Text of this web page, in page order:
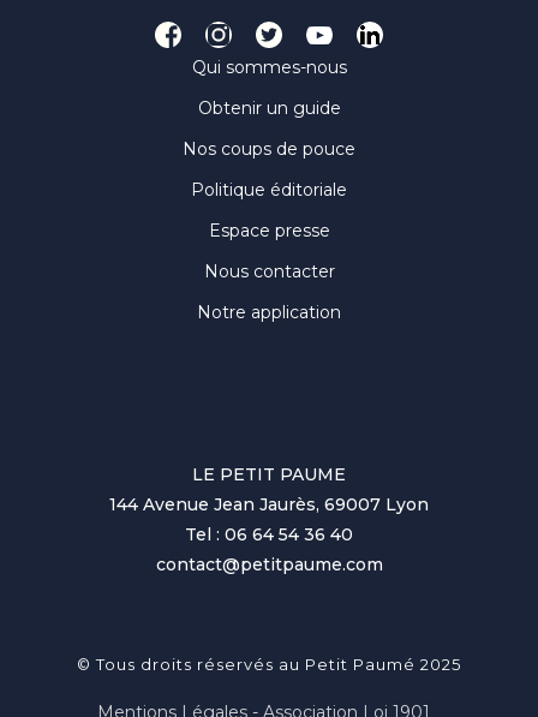
Qui sommes-nous
Obtenir un guide
Nos coups de pouce
Politique éditoriale
Espace presse
Nous contacter
Notre application
LE PETIT PAUME
144 Avenue Jean Jaurès, 69007 Lyon
Tel : 06 64 54 36 40
contact@petitpaume.com
© Tous droits réservés au Petit Paumé 2025
Mentions Légales - Association Loi 1901